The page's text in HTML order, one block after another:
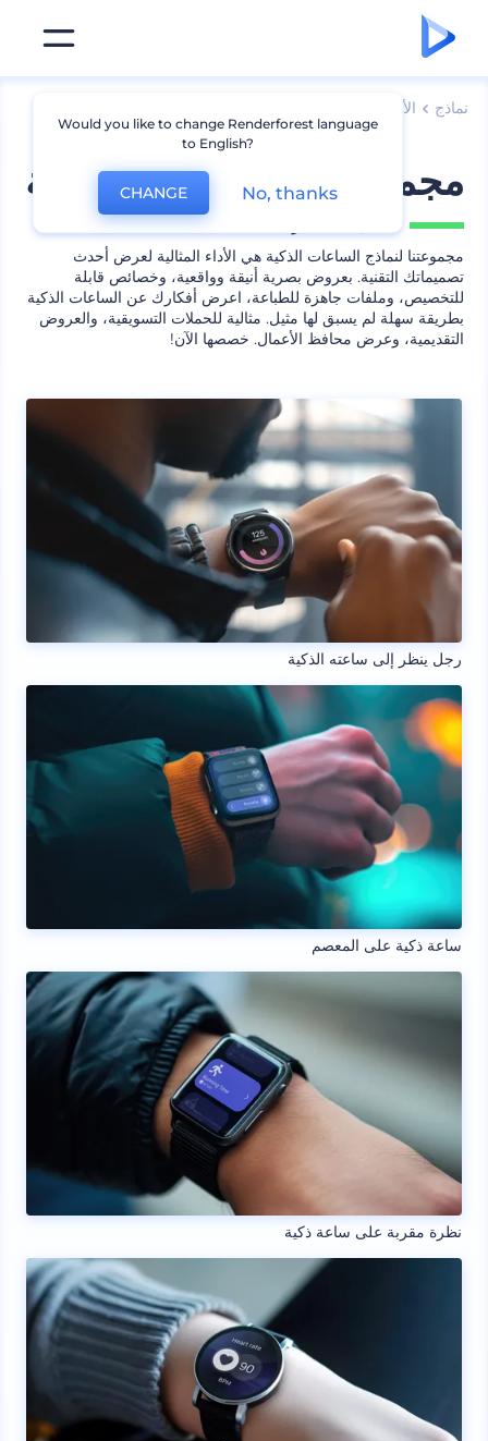
نماذج الأجهزة
مجموعة نماذج ساعات ذكية
مجموعتنا لنماذج الساعات الذكية هي الأداء المثالية لعرض أحدث
تصميماتك التقنية. بعروض بصرية أنيقة وواقعية، وخصائص قابلة
للتخصيص، وملفات جاهزة للطباعة، اعرض أفكارك عن الساعات الذكية
بطريقة سهلة لم يسبق لها مثيل. مثالية للحملات التسويقية، والعروض
التقديمية، وعرض محافظ الأعمال. خصصها الآن!
رجل ينظر إلى ساعته الذكية
ساعة ذكية على المعصم
نظرة مقربة على ساعة ذكية
Would you like to change Renderforest language
to English?
CHANGE No, thanks